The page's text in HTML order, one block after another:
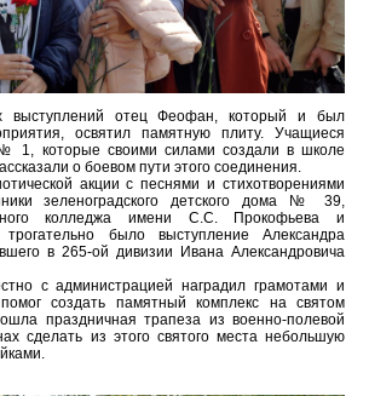
выступлений отец Феофан, который и был
освятил памятную плиту. Учащиеся
1, которые своими силами создали в школе
о боевом пути этого соединения.
акции с песнями и стихотворениями
зеленоградского детского дома № 39,
колледжа имени С.С. Прокофьева и
было выступление Александра
в 265-ой дивизии Ивана Александровича
с администрацией наградил грамотами и
создать памятный комплекс на святом
праздничная трапеза из военно-полевой
сделать из этого святого места небольшую